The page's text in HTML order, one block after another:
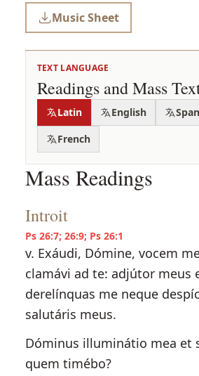
Music Sheet
TEXT LANGUAGE
Readings and Mass
Latin English
French
Mass Readings
Introit
Ps 26:7; 26:9; Ps 26:1
v. Exáudi, Dómine, vocem
clamávi ad te: adjútor meus
derelínquas me neque
salutáris meus.
Dóminus illuminátio mea et
quem timébo?